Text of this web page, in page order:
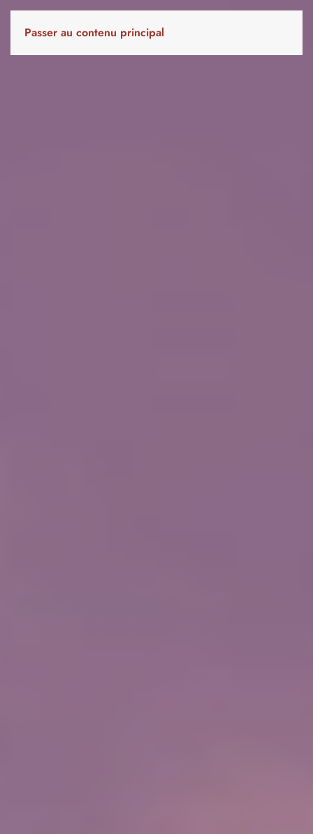
Passer au contenu principal